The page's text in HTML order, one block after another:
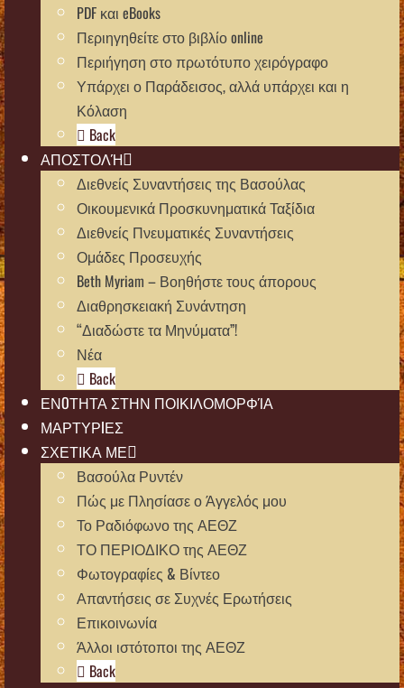
PDF και eBooks
Περιηγηθείτε στο βιβλίο online
Περιήγηση στο πρωτότυπο χειρόγραφο
Υπάρχει ο Παράδεισος, αλλά υπάρχει και η
Κόλαση
Back
ΑΠΟΣΤΟΛΉ
Διεθνείς Συναντήσεις της Βασούλας
Οικουμενικά Προσκυνηματικά Ταξίδια
Διεθνείς Πνευματικές Συναντήσεις
Ομάδες Προσευχής
Beth Myriam – Βοηθήστε τους άπορους
Διαθρησκειακή Συνάντηση
“Διαδώστε τα Μηνύματα”!
Νέα
Back
ΕΝOΤΗΤΑ ΣΤΗΝ ΠΟΙΚΙΛΟΜΟΡΦΊΑ
ΜΑΡΤΥΡIΕΣ
ΣΧΕΤΙΚΑ ΜΕ
Βασούλα Ρυντέν
Πώς με Πλησίασε ο Άγγελός μου
Το Ραδιόφωνο της ΑΕΘΖ
ΤΟ ΠΕΡΙΟΔΙΚΟ της ΑΕΘΖ
Φωτογραφίες & Βίντεο
Απαντήσεις σε Συχνές Ερωτήσεις
Επικοινωνία
Άλλοι ιστότοποι της ΑΕΘΖ
Back